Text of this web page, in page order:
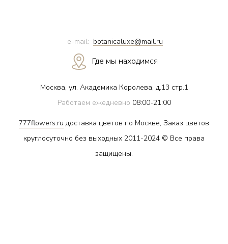
e-mail: botanicaluxe@mail.ru
Где мы находимся
Москва, ул. Академика Королева, д.13 стр.1
Работаем ежедневно 08:00-21:00
777flowers.ru доставка цветов по Москве, Заказ цветов
круглосуточно без выходных 2011-2024 © Все права
защищены.